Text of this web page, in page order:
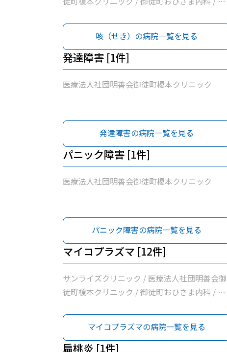
医療法人社団まこと会服部医院 / 医療法人社団
曽谷村医院 / 富村内科小児科 / 医療法人社団佐
藤整形外科 / 新見クリニック / 東京保健生活協
同組合蔵前協立診療所 / 医療法人社団雪風会ふ
じ内科
咳（せき）の病院一覧を見る
発達障害 [1件]
医療法人社団明善会御徒町榎本クリニック
発達障害の病院一覧を見る
パニック障害 [1件]
医療法人社団明善会御徒町榎本クリニック
パニック障害の病院一覧を見る
マイコプラズマ [12件]
サンライズクリニック / 医療法人社団明善会御
徒町榎本クリニック / 御徒町おひさま内科 / 岩
医療法人社団まこと会服部医院 / 医療法人社団
曽谷村医院 / 富村内科小児科 / 医療法人社団佐
藤整形外科 / 新見クリニック / 東京保健生活協
マイコプラズマの病院一覧を見る
扁桃炎 [1件]